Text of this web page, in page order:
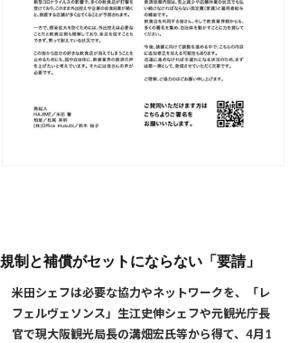
規制と補償がセットにならない「要請」
米田シェフは必要な協力やネットワークを、「レ
フェルヴェソンス」生江史伸シェフや元観光庁長
官で現大阪観光局長の溝畑宏氏等から得て、4月1